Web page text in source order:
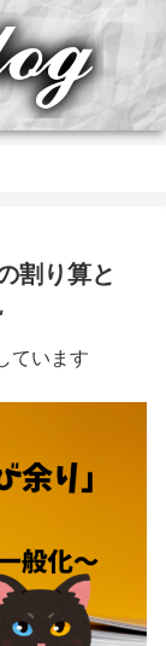
割り算と
ています